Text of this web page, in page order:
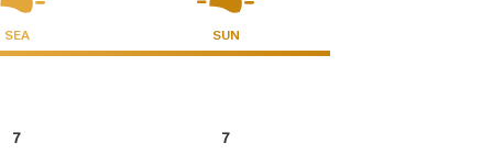
SEA
7
SUN
7